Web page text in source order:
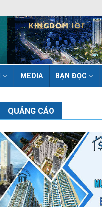
MEDIA BẠN ĐỌC
QUẢNG CÁO